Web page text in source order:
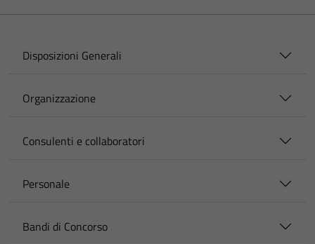
Disposizioni Generali
Organizzazione
Consulenti e collaboratori
Personale
Bandi di Concorso